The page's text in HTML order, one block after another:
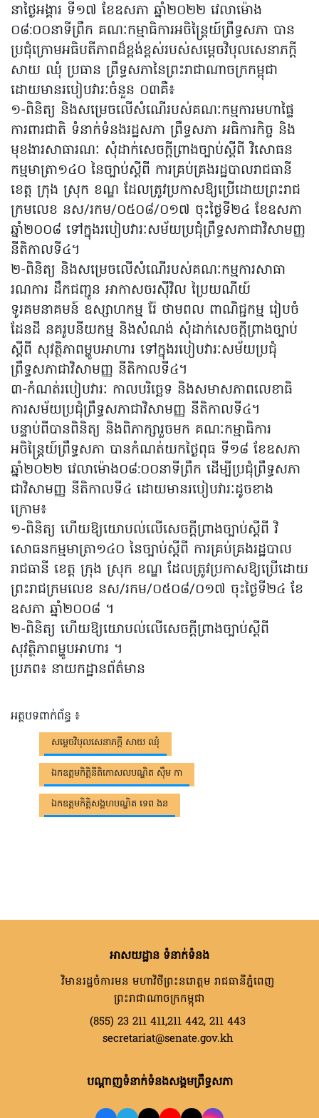
នាថ្ងៃអង្គារ ទី១៧ ខែឧសភា ឆ្នាំ២០២២ វេលាម៉ោង
០៨:០០នាទីព្រឹក គណៈកម្មាធិការអចិន្រ្តៃយ៍ព្រឹទ្ធសភា បាន
ប្រជុំក្រោមអធិបតីភាពដ៏ខ្ពង់ខ្ពស់របស់សម្តេចវិបុលសេនាភក្តី
សាយ ឈុំ ប្រធាន ព្រឹទ្ធសភានៃព្រះរាជាណាចក្រកម្ពុជា
ដោយមានរបៀបវារៈចំនួន ០៣គឺ៖
១-ពិនិត្យ និងសម្រេចលើសំណើរបស់គណៈកម្មការមហាផ្ទៃ
ការពារជាតិ ទំនាក់ទំនងរដ្ឋសភា ព្រឹទ្ធសភា អធិការកិច្ច និង
មុខងារសាធារណៈ សុំដាក់សេចក្តីព្រាងច្បាប់ស្តីពី វិសោធន
កម្មមាត្រា១៤០ នៃច្បាប់ស្តីពី ការគ្រប់គ្រងរដ្ឋបាលរាជធានី
ខេត្ត ក្រុង ស្រុក ខណ្ឌ ដែលត្រូវប្រកាសឱ្យប្រើដោយព្រះរាជ
ក្រមលេខ នស/រកម/០៥០៨/០១៧ ចុះថ្ងៃទី២៤ ខែឧសភា
ឆ្នាំ២០០៨ ទៅក្នុងរបៀបវារៈសម័យប្រជុំព្រឹទ្ធសភាជាវិសាមញ្ញ
នីតិកាលទី៤។
២-ពិនិត្យ និងសម្រេចលើសំណើរបស់គណៈកម្មការសាធា
រណការ ដឹកជញ្ជូន អាកាសចរស៊ីវិល ប្រៃយណីយ៍
ទូរគមនាគមន៍ ឧស្សាហកម្ម រ៉ែ ថាមពល ពាណិជ្ជកម្ម រៀបចំ
ដែនដី នគរូបនីយកម្ម និងសំណង់ សុំដាក់សេចក្តីព្រាងច្បាប់
ស្តីពី សុវត្ថិភាពម្ហូបអាហារ ទៅក្នុងរបៀបវារៈសម័យប្រជុំ
ព្រឹទ្ធសភាជាវិសាមញ្ញ នីតិកាលទី៤។
៣-កំណត់របៀបវារៈ កាលបរិច្ឆេទ និងសមាសភាពលេខាធិ
ការសម័យប្រជុំព្រឹទ្ធសភាជាវិសាមញ្ញ នីតិកាលទី៤។
បន្ទាប់ពីបានពិនិត្យ និងពិភាក្សារួចមក គណៈកម្មាធិការ
អចិន្ត្រៃយ៍ព្រឹទ្ធសភា បានកំណត់យកថ្ងៃពុធ ទី១៨ ខែឧសភា
ឆ្នាំ២០២២ វេលាម៉ោង០៨:០០នាទីព្រឹក ដើម្បីប្រជុំព្រឹទ្ធសភា
ជាវិសាមញ្ញ នីតិកាលទី៤ ដោយមានរបៀបវារៈដូចខាង
ក្រោម៖
១-ពិនិត្យ ហើយឱ្យយោបល់លើសេចក្តីព្រាងច្បាប់ស្តីពី វិ
សោធនកម្មមាត្រា១៤០ នៃច្បាប់ស្តីពី ការគ្រប់គ្រងរដ្ឋបាល
រាជធានី ខេត្ត ក្រុង ស្រុក ខណ្ឌ ដែលត្រូវប្រកាសឱ្យប្រើដោយ
ព្រះរាជក្រមលេខ នស/រកម/០៥០៨/០១៧ ចុះថ្ងៃទី២៤ ខែ
ឧសភា ឆ្នាំ២០០៨ ។
២-ពិនិត្យ ហើយឱ្យយោបល់លើសេចក្តីព្រាងច្បាប់ស្តីពី
សុវត្ថិភាពម្ហូបអាហារ ។
ប្រភព៖ នាយកដ្ឋានព័ត៌មាន
អត្ថបទពាក់ព័ន្ធ ៖
សម្តេចវិបុលសេនាភក្តី សាយ ឈុំ
ឯកឧត្តមកិត្តិនីតិកោសលបណ្ឌិត ស៊ឹម កា
ឯកឧត្តមកិត្តិសង្គហបណ្ឌិត ទេព ងន
អាសយដ្ឋាន ទំនាក់ទំនង
វិមានរដ្ឋចំការមន មហាវិថីព្រះនរោត្តម រាជធានីភ្នំពេញ
ព្រះរាជាណាចក្រកម្ពុជា
(855) 23 211 411,211 442, 211 443
secretariat@senate.gov.kh
បណ្តាញទំនាក់ទំនងសង្គមព្រឹទ្ធសភា